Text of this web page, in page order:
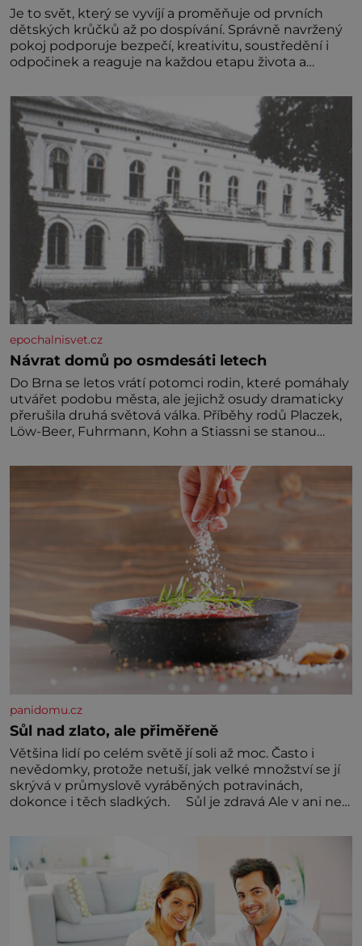
Je to svět, který se vyvíjí a proměňuje od prvních
dětských krůčků až po dospívání. Správně navržený
pokoj podporuje bezpečí, kreativitu, soustředění i
odpočinek a reaguje na každou etapu života a
jednoduchost, měkkost a bezpečí, proto by pokoj
miminka měl působit především klidně a útulně.
Předškolní věk je
epochalnisvet.cz
Návrat domů po osmdesáti letech
Do Brna se letos vrátí potomci rodin, které pomáhaly
utvářet podobu města, ale jejichž osudy dramaticky
přerušila druhá světová válka. Příběhy rodů Placzek,
Löw-Beer, Fuhrmann, Kohn a Stiassni se stanou
židovské kultury ŠTETL FEST 2026. Některé návraty
nejsou jednoduché. Místa, která si člověk pamatuje z
rodinných vyprávění, už dávno
panidomu.cz
Sůl nad zlato, ale přiměřeně
Většina lidí po celém světě jí soli až moc. Často i
nevědomky, protože netuší, jak velké množství se jí
skrývá v průmyslově vyráběných potravinách,
dokonce i těch sladkých. Sůl je zdravá Ale v ani ne
běžné. Její základní složky– sodík a chlór – jsou